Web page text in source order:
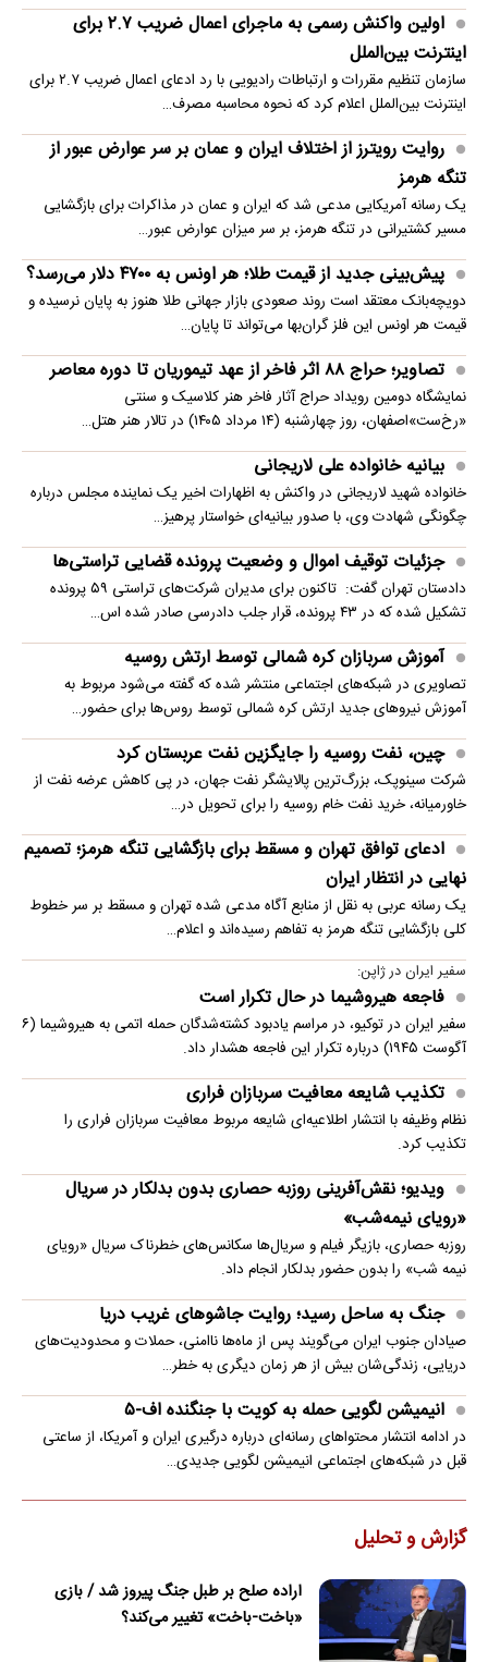
اولین واکنش رسمی به ماجرای اعمال ضریب ۲.۷ برای
اینترنت بین‌الملل
سازمان تنظیم مقررات و ارتباطات رادیویی با رد ادعای اعمال ضریب ۲.۷ برای
اینترنت بین‌الملل اعلام کرد که نحوه محاسبه مصرف…
روایت رویترز از اختلاف ایران و عمان بر سر عوارض عبور از
تنگه هرمز
یک رسانه آمریکایی مدعی شد که ایران و عمان در مذاکرات برای بازگشایی
مسیر کشتیرانی در تنگه هرمز، بر سر میزان عوارض عبور…
پیش‌بینی جدید از قیمت طلا؛ هر اونس به ۴۷۰۰ دلار می‌رسد؟
دویچه‌بانک معتقد است روند صعودی بازار جهانی طلا هنوز به پایان نرسیده و
قیمت هر اونس این فلز گران‌بها می‌تواند تا پایان…
تصاویر؛ حراج ۸۸ اثر فاخر از عهد تیموریان تا دوره معاصر
نمایشگاه دومین رویداد حراج آثار فاخر هنر کلاسیک و سنتی
«رخ‌ست»اصفهان، روز چهارشنبه (۱۴ مرداد ۱۴۰۵) در تالار هنر هتل…
بیانیه خانواده علی لاریجانی
خانواده شهید لاریجانی در واکنش به اظهارات اخیر یک نماینده مجلس درباره
چگونگی شهادت وی، با صدور بیانیه‌ای خواستار پرهیز…
جزئیات توقیف اموال و وضعیت پرونده قضایی تراستی‌ها
دادستان تهران گفت: تاکنون برای مدیران شرکت‌های تراستی ۵۹ پرونده
تشکیل شده که در ۴۳ پرونده، قرار جلب دادرسی صادر شده اس…
آموزش سربازان کره شمالی توسط ارتش روسیه
تصاویری در شبکه‌های اجتماعی منتشر شده که گفته می‌شود مربوط به
آموزش نیروهای جدید ارتش کره شمالی توسط روس‌ها برای حضور…
چین، نفت روسیه را جایگزین نفت عربستان کرد
شرکت سینوپک، بزرگ‌ترین پالایشگر نفت جهان، در پی کاهش عرضه نفت از
خاورمیانه، خرید نفت خام روسیه را برای تحویل در…
ادعای توافق تهران و مسقط برای بازگشایی تنگه هرمز؛ تصمیم
نهایی در انتظار ایران
یک رسانه عربی به نقل از منابع آگاه مدعی شده تهران و مسقط بر سر خطوط
کلی بازگشایی تنگه هرمز به تفاهم رسیده‌اند و اعلام…
سفیر ایران در ژاپن:
فاجعه هیروشیما در حال تکرار است
سفیر ایران در توکیو، در مراسم یادبود کشته‌شدگان حمله اتمی به هیروشیما (۶
آگوست ۱۹۴۵) درباره تکرار این فاجعه هشدار داد.
تکذیب شایعه معافیت سربازان فراری
نظام وظیفه با انتشار اطلاعیه‌ای شایعه مربوط معافیت سربازان فراری را
تکذیب کرد.
ویدیو؛ نقش‌آفرینی روزبه حصاری بدون بدلکار در سریال
«رویای نیمه‌شب»
روزبه حصاری، بازیگر فیلم و سریال‌ها سکانس‌های خطرناک سریال «رویای
نیمه شب» را بدون حضور بدلکار انجام داد.
جنگ به ساحل رسید؛ روایت جاشوهای غریب دریا
صیادان جنوب ایران می‌گویند پس از ماه‌ها ناامنی، حملات و محدودیت‌های
دریایی، زندگی‌شان بیش از هر زمان دیگری به خطر…
انیمیشن لگویی حمله به کویت با جنگنده اف-۵
در ادامه انتشار محتواهای رسانه‌ای درباره درگیری ایران و آمریکا، از ساعتی
قبل در شبکه‌های اجتماعی انیمیشن لگویی جدیدی…
گزارش و تحلیل
اراده صلح بر طبل جنگ پیروز شد / بازی
«باخت-باخت» تغییر می‌کند؟